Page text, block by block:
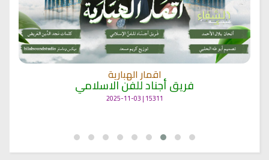
انشودة مشاعل الشمال
فريق أجناد للفن الاسلامي
21765 | 2025-05-04